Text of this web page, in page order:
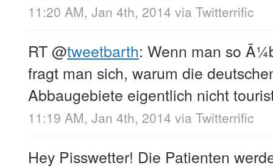
11:20 AM, Jan 4th, 2014 via Twitterrific
RT@tweetbarth: Wenn man so
fragt man sich, warum die
Abbaugebiete eigentlich nicht
11:19 AM, Jan 4th, 2014 via Twitterrific
Hey Pisswetter! Die Patienten